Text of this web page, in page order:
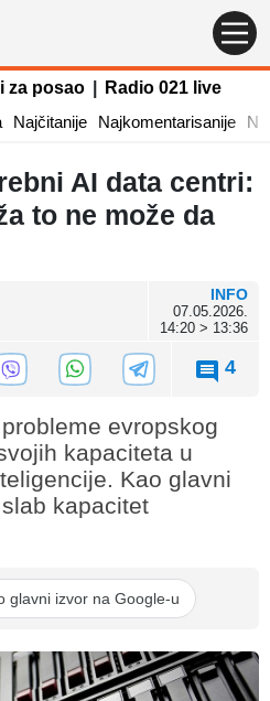
za posao
Radio 021 live
Najčitanije Najkomentarisanije
AI data centri:
to ne može da
INFO
07.05.2026.
14:20 > 13:36
4
evropskog
kapaciteta u
Kao glavni
kapacitet
glavni izvor na Google-u